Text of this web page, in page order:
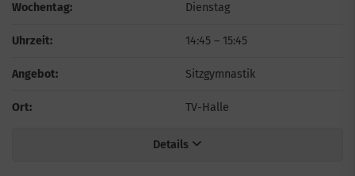
Wochentag: Dienstag
Uhrzeit: 14:45 – 15:45
Angebot: Sitzgymnastik
Ort: TV-Halle
Details